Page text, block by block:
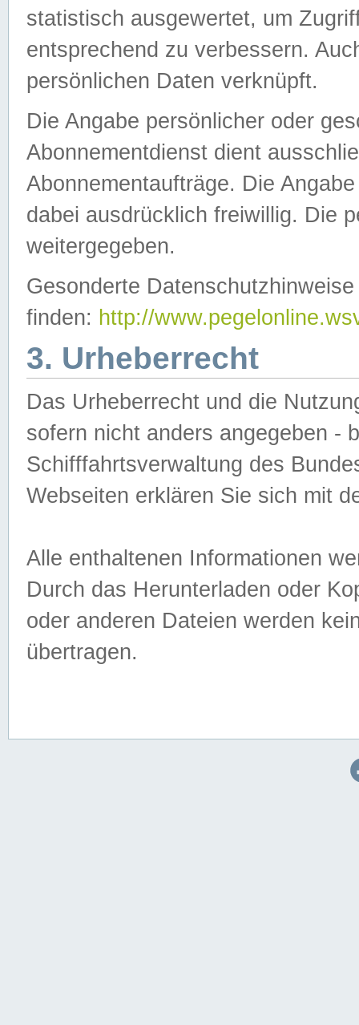
statistisch ausgewertet, um
entsprechend zu verbessern.
persönlichen Daten verknüpft.
Die Angabe persönlicher oder
Abonnementdienst dient
Abonnementaufträge. Die
dabei ausdrücklich freiwillig. Die
weitergegeben.
Gesonderte
finden: http://
3. Urheberrecht
Das Urheberrecht und die
sofern nicht anders angegeben -
Schifffahrtsverwaltung des
Webseiten erklären Sie sich mit
Alle enthaltenen Informationen
Durch das Herunterladen oder
oder anderen Dateien werden
übertragen.